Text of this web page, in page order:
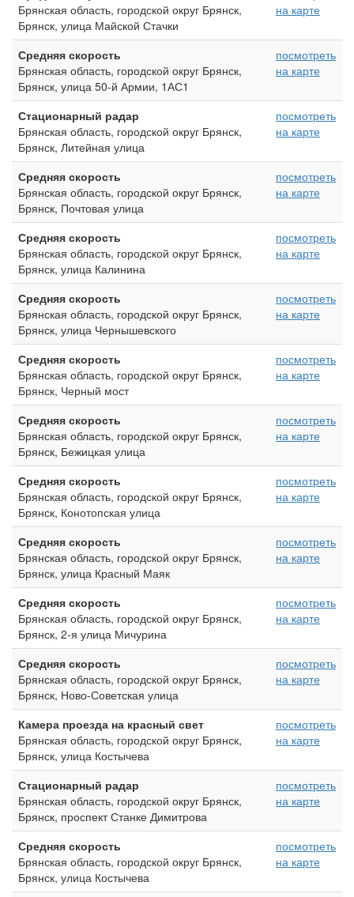
Брянская область, городской округ Брянск,
Брянск, улица Майской Стачки
на карте
Средняя скорость
Брянская область, городской округ Брянск,
Брянск, улица 50-й Армии, 1АС1
посмотреть
на карте
Стационарный радар
Брянская область, городской округ Брянск,
Брянск, Литейная улица
посмотреть
на карте
Средняя скорость
Брянская область, городской округ Брянск,
Брянск, Почтовая улица
посмотреть
на карте
Средняя скорость
Брянская область, городской округ Брянск,
Брянск, улица Калинина
посмотреть
на карте
Средняя скорость
Брянская область, городской округ Брянск,
Брянск, улица Чернышевского
посмотреть
на карте
Средняя скорость
Брянская область, городской округ Брянск,
Брянск, Черный мост
посмотреть
на карте
Средняя скорость
Брянская область, городской округ Брянск,
Брянск, Бежицкая улица
посмотреть
на карте
Средняя скорость
Брянская область, городской округ Брянск,
Брянск, Конотопская улица
посмотреть
на карте
Средняя скорость
Брянская область, городской округ Брянск,
Брянск, улица Красный Маяк
посмотреть
на карте
Средняя скорость
Брянская область, городской округ Брянск,
Брянск, 2-я улица Мичурина
посмотреть
на карте
Средняя скорость
Брянская область, городской округ Брянск,
Брянск, Ново-Советская улица
посмотреть
на карте
Камера проезда на красный свет
Брянская область, городской округ Брянск,
Брянск, улица Костычева
посмотреть
на карте
Стационарный радар
Брянская область, городской округ Брянск,
Брянск, проспект Станке Димитрова
посмотреть
на карте
Средняя скорость
Брянская область, городской округ Брянск,
Брянск, улица Костычева
посмотреть
на карте